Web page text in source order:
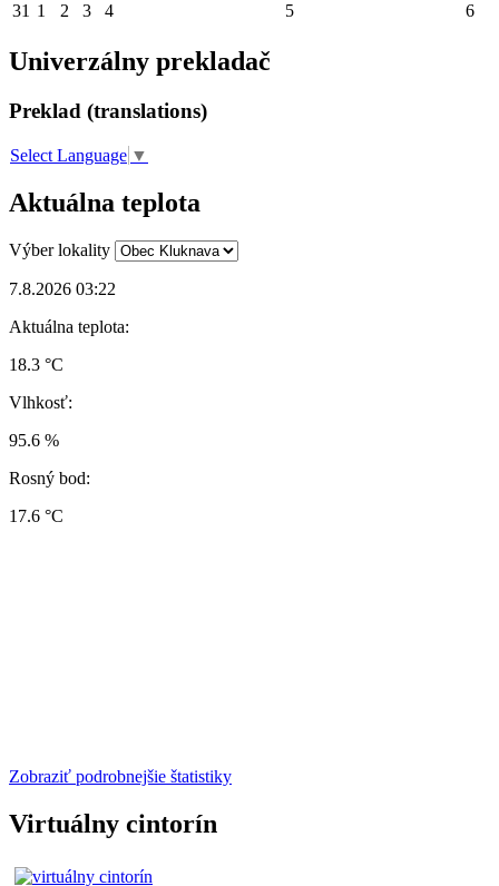
31 1 2 3 4 5 6
Univerzálny prekladač
Preklad (translations)
Select Language ▼
Aktuálna teplota
Výber lokality
7.8.2026 03:22
Aktuálna teplota:
18.3 °C
Vlhkosť:
95.6 %
Rosný bod:
17.6 °C
Zobraziť podrobnejšie štatistiky
Virtuálny cintorín